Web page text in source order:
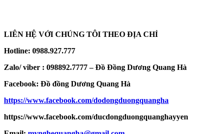
LIÊN HỆ VỚI CHÚNG TÔI THEO ĐỊA CHỈ
Hotline: 0988.927.777
Zalo/ viber : 098892.7777 – Đồ Đồng Dương Quang Hà
Facebook: Đồ đồng Dương Quang Hà
https://www.facebook.com/dodongduongquangha
https://www.facebook.com/ducdongduongquanghayyen